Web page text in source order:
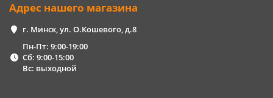
Адрес нашего магазина
г. Минск, ул. О.Кошевого, д.8
Пн-Пт: 9:00-19:00
Сб: 9:00-15:00
Вс: выходной